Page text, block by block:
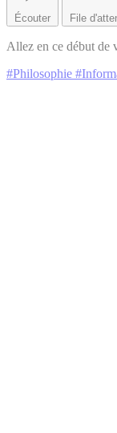
Écouter File
Allez en ce début de
#Philosophie